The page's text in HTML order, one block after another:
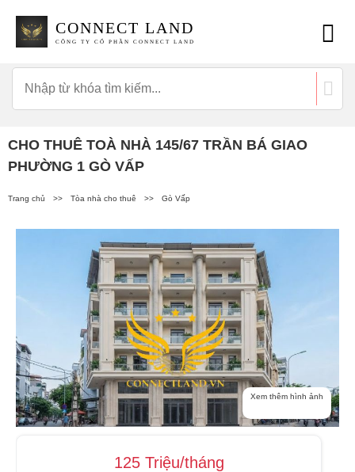
CONNECT LAND
CÔNG TY CỔ PHẦN CONNECT LAND
CHO THUÊ TOÀ NHÀ 145/67 TRẦN BÁ GIAO
PHƯỜNG 1 GÒ VẤP
Trang chủ >> Tòa nhà cho thuê >> Gò Vấp
Xem thêm hình ảnh
125 Triệu/tháng